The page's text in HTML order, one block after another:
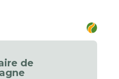
de